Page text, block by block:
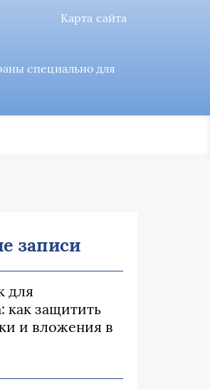
Карта сайта
специально для
записи
для
как защитить
и вложения в